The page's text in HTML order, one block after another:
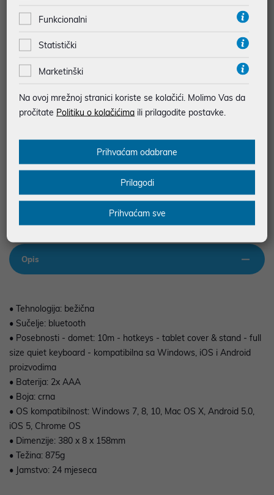
najam za pravne osobe od 12 do 36 mj. već od
JAMSTVO 24 MJ.
BESPLATNA DOSTAVA ZA NARUDŽBE IZNAD 66,36€
Podaci uz artikle su prezentirani u dobroj namjeri. Mikronis d.o.o. ne
prilikom štampanja te promjene u dostupnosti i cijene. Slike artikala su
ilustrativne prirode te ne moraju u potpunosti odgovarati artiklima. Za sve
eventualne nejasnoće možete nas kontaktirati na
web-prodaja@mikronis.hr
Opis
• Tehnologija: bežična
• Sučelje: bluetooth
• Posebnosti - domet: 10m - hotkeys - tablet cover & stand - full
size quiet keyboard - kompatibilna sa Windows, iOS i Android
proizvodima
• Baterija: 2x AAA
• Boja: crna
• OS kompatibilnost: Windows 7, 8, 10, Mac OS X, Android 5.0,
iOS 5, Chrome OS
• Dimenzije: 380 x 8 x 158mm
• Težina: 875g
• Jamstvo: 24 mjeseca
Funkcionalni
Statistički
Marketinški
Na ovoj mrežnoj stranici koriste se kolačići. Molimo Vas da
pročitate Politiku o kolačićima ili prilagodite postavke.
Prihvaćam odabrane
Prilagodi
Prihvaćam sve